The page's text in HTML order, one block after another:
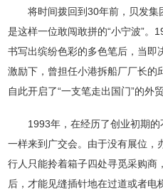
0574-56786515
幢1号
术支持：荣胜网络
将时间拨回到30年前，贝发集
是这样一位敢闯敢拼的“小宁波”。
书写出缤纷色彩的多色笔后，当即
激励下，曾担任小港拆船厂厂长的
自此开启了“一支笔走出国门”的外贸
1993年，在经历了创业初期
一样来到广交会。由于没有展位，
行人只能拎着箱子四处寻觅采购商
后，才能见缝插针地在过道或者电